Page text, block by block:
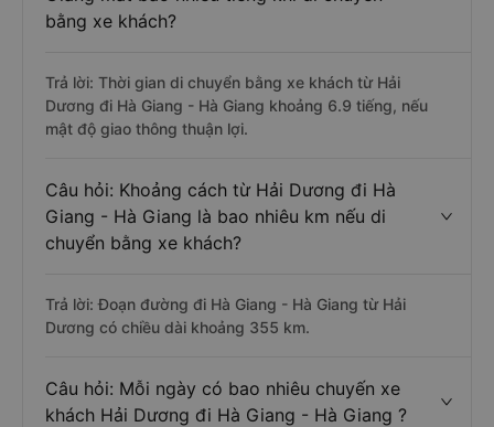
bằng xe khách?
Trả lời: Thời gian di chuyển bằng xe khách từ Hải
Dương đi Hà Giang - Hà Giang khoảng 6.9 tiếng, nếu
mật độ giao thông thuận lợi.
Câu hỏi: Khoảng cách từ Hải Dương đi Hà
Giang - Hà Giang là bao nhiêu km nếu di
chuyển bằng xe khách?
Trả lời: Đoạn đường đi Hà Giang - Hà Giang từ Hải
Dương có chiều dài khoảng 355 km.
Câu hỏi: Mỗi ngày có bao nhiêu chuyến xe
khách Hải Dương đi Hà Giang - Hà Giang ?